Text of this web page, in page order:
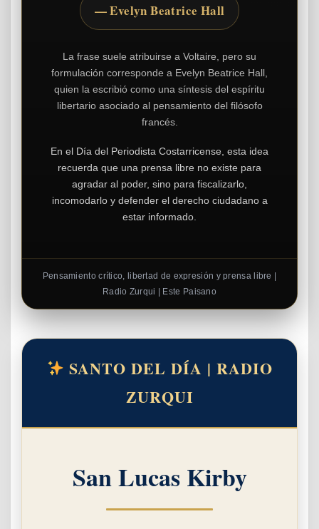
— Evelyn Beatrice Hall
La frase suele atribuirse a Voltaire, pero su
formulación corresponde a Evelyn Beatrice Hall,
quien la escribió como una síntesis del espíritu
libertario asociado al pensamiento del filósofo
francés.
En el Día del Periodista Costarricense, esta idea
recuerda que una prensa libre no existe para
agradar al poder, sino para fiscalizarlo,
incomodarlo y defender el derecho ciudadano a
estar informado.
Pensamiento crítico, libertad de expresión y prensa libre |
Radio Zurqui | Este Paisano
SANTO DEL DÍA | RADIO
ZURQUI
San Lucas Kirby